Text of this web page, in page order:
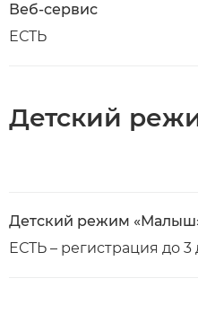
Веб-сервис
ЕСТЬ
Детский
Детский режим
ЕСТЬ – регистрация до 3